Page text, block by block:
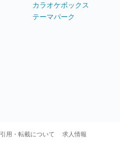
カラオケボックス
テーマパーク
引用・転載について 求人情報